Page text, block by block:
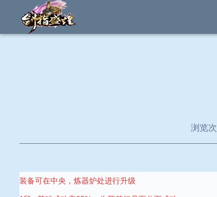
浏览
装备可在中央，炼器炉处进行升级